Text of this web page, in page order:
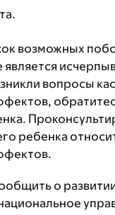
возможных
является
вопросы
ребенка
о